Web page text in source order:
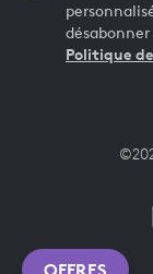
Politique
OFFRES